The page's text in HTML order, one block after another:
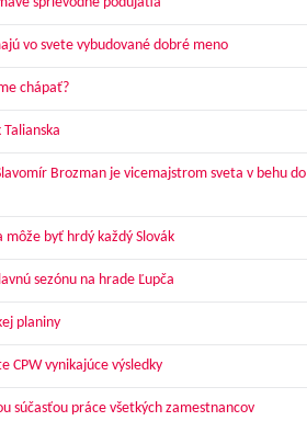
vo svete vybudované dobré meno
chápať?
Brozman je vicemajstrom sveta v behu do
byť hrdý každý Slovák
sezónu na hrade Ľupča
planiny
CPW vynikajúce výsledky
súčasťou práce všetkých zamestnancov